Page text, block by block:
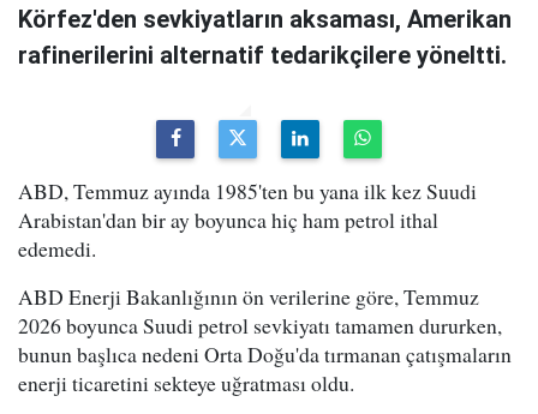
Körfez'den sevkiyatların aksaması, Amerikan
rafinerilerini alternatif tedarikçilere yöneltti.
ABD, Temmuz ayında 1985'ten bu yana ilk kez Suudi
Arabistan'dan bir ay boyunca hiç ham petrol ithal
edemedi.
ABD Enerji Bakanlığının ön verilerine göre, Temmuz
2026 boyunca Suudi petrol sevkiyatı tamamen dururken,
bunun başlıca nedeni Orta Doğu'da tırmanan çatışmaların
enerji ticaretini sekteye uğratması oldu.